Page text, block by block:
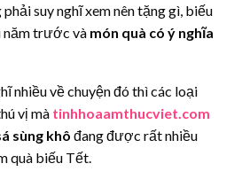
suy nghĩ xem nên tặng gì, biếu
năm trước và món quà có ý nghĩa
nhiều về chuyện đó thì các loại
vị mà tinhhoaamthucviet.com
sùng khô đang được rất nhiều
quà biếu Tết.